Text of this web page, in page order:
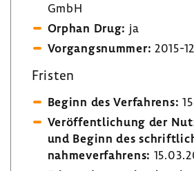
GmbH
Orphan Drug: ja
Vorgangs­nummer: 2015-​
Fristen
Beginn des Verfah­rens:
Veröf­fent­li­chung der
und Beginn des
nah­me­ver­fah­rens: